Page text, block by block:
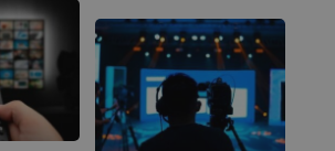
es:
595,00€.
era:
2.380,00€.
es:
595,00€.